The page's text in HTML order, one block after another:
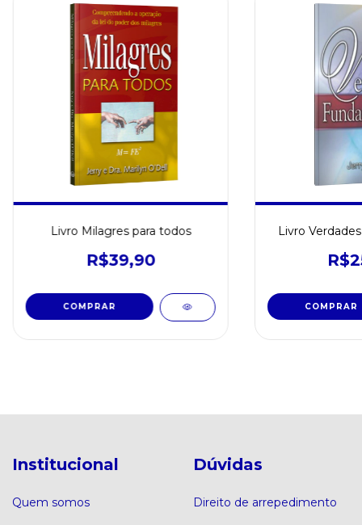
Livro Milagres para todos
R$39,90
Livro
Institucional
Quem somos
Dúvidas
Direito de arrepedimento